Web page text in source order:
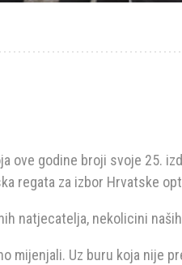
ove godine broji svoje 25.
regata za izbor Hrvatske
natjecatelja, nekolicini
Uz buru koja nije